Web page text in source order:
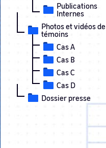
Publications
Internes
Photos et vidéos de
témoins
Cas A
Cas B
Cas C
Cas D
Dossier presse